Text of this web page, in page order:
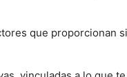
que proporcionan